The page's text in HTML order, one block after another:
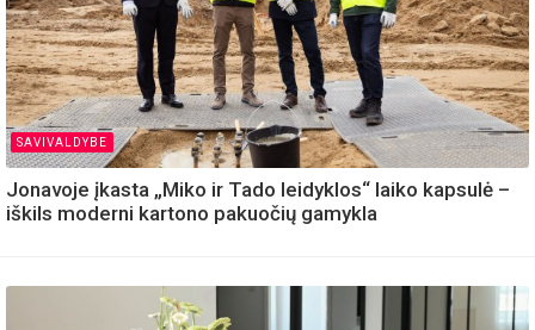
SAVIVALDYBE
Jonavoje įkasta „Miko ir Tado leidyklos“ laiko kapsulė –
iškils moderni kartono pakuočių gamykla